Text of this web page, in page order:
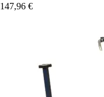
147,96 €